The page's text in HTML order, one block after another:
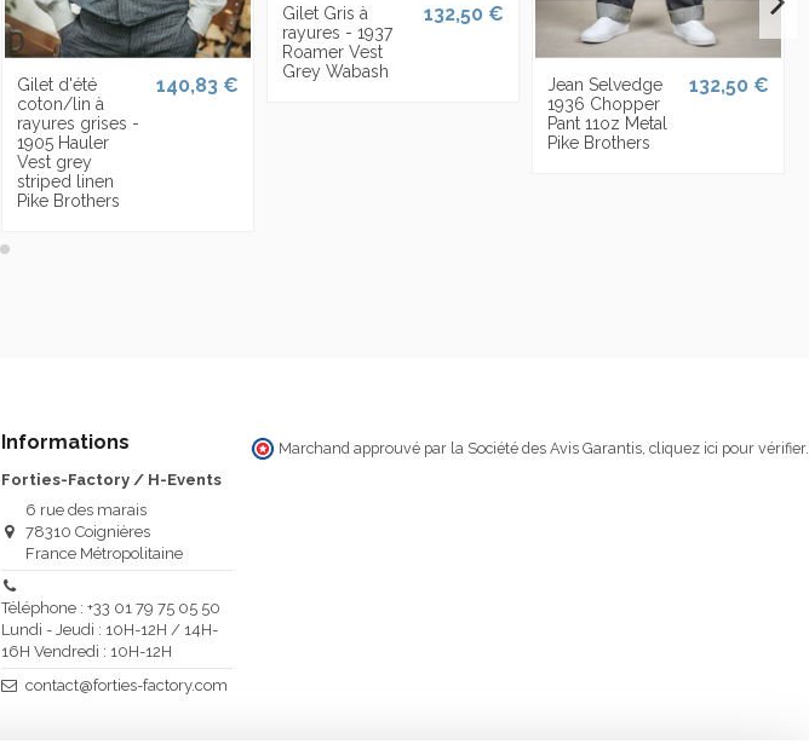
Gilet d'été
coton/lin à
rayures grises -
1905 Hauler
Vest grey
striped linen
Pike Brothers
140,83 €
Gilet Gris à
rayures - 1937
Roamer Vest
Grey Wabash
132,50 €
Jean Selvedge
1936 Chopper
Pant 11oz Metal
Pike Brothers
132,50 €
Informations
Forties-Factory / H-Events
6 rue des marais
78310 Coignières
France Métropolitaine
Téléphone : +33 01 79 75 05 50
Lundi - Jeudi : 10H-12H / 14H-
16H Vendredi : 10H-12H
contact@forties-factory.com
Marchand approuvé par la Société des Avis Garantis, cliquez ici pour vérifier.